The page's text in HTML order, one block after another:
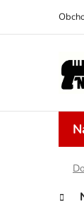
obsah
B
K
a